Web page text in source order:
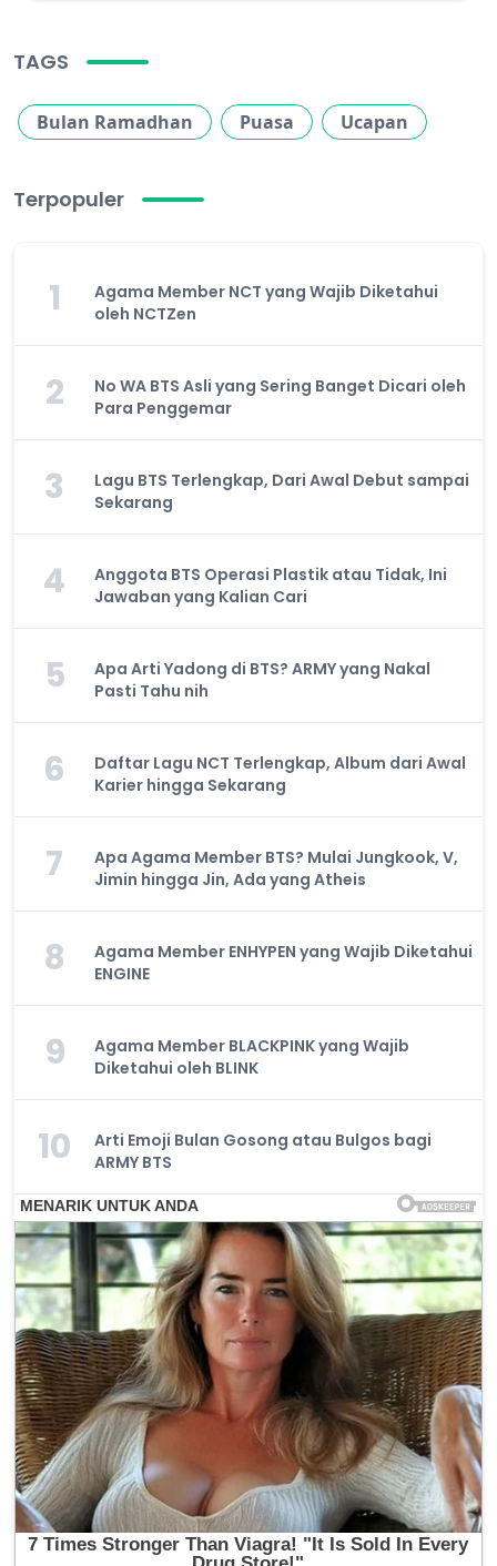
TAGS
Bulan Ramadhan Puasa Ucapan
Terpopuler
1
Agama Member NCT yang Wajib Diketahui
oleh NCTZen
2
No WA BTS Asli yang Sering Banget Dicari oleh
Para Penggemar
3
Lagu BTS Terlengkap, Dari Awal Debut sampai
Sekarang
4
Anggota BTS Operasi Plastik atau Tidak, Ini
Jawaban yang Kalian Cari
5
Apa Arti Yadong di BTS? ARMY yang Nakal
Pasti Tahu nih
6
Daftar Lagu NCT Terlengkap, Album dari Awal
Karier hingga Sekarang
7
Apa Agama Member BTS? Mulai Jungkook, V,
Jimin hingga Jin, Ada yang Atheis
8
Agama Member ENHYPEN yang Wajib Diketahui
ENGINE
9
Agama Member BLACKPINK yang Wajib
Diketahui oleh BLINK
10
Arti Emoji Bulan Gosong atau Bulgos bagi
ARMY BTS